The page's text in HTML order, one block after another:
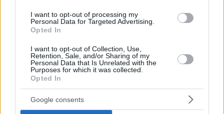
I want to opt-out of processing my
Personal Data for Targeted Advertising.
Opted In
I want to opt-out of Collection, Use,
Retention, Sale, and/or Sharing of my
Personal Data that Is Unrelated with the
Purposes for which it was collected.
Opted In
Google consents
Κοινοποιήστε
Προηγούμενη
Ελεύθερη Θράκη
Επόμενη
Ταχυδρόμος